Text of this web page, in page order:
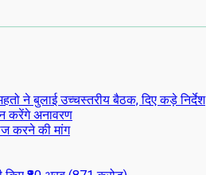
ने बुलाई उच्चस्तरीय बैठक, दिए कड़े निर्देश
करेंगे अनावरण
करने की मांग